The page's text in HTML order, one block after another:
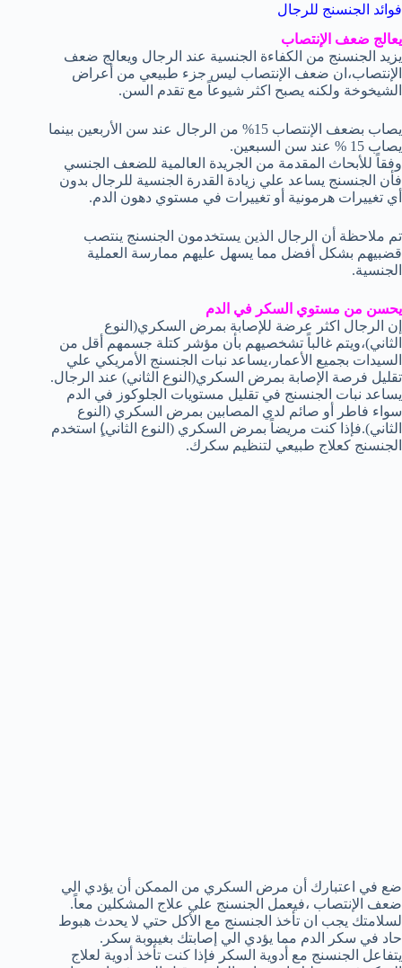
فوائد الجنسنج للرجال
يعالج ضعف الإنتصاب
يزيد الجنسنج من الكفاءة الجنسية عند الرجال ويعالج ضعف
الإنتصاب،ان ضعف الإنتصاب ليس جزء طبيعي من أعراض
الشيخوخة ولكنه يصبح اكثر شيوعاً مع تقدم السن.
يصاب بضعف الإنتصاب 15% من الرجال عند سن الأربعين بينما
يصاب 15 % عند سن السبعين.
وفقاً للأبحاث المقدمة من الجريدة العالمية للضعف الجنسي
فأن الجنسنج يساعد علي زيادة القدرة الجنسية للرجال بدون
أي تغييرات هرمونية أو تغييرات في مستوي دهون الدم.
تم ملاحظة أن الرجال الذين يستخدمون الجنسنج ينتصب
قضبيهم بشكل أفضل مما يسهل عليهم ممارسة العملية
الجنسية.
يحسن من مستوي السكر في الدم
إن الرجال اكثر عرضة للإصابة بمرض السكري(النوع
الثاني)،ويتم غالباً تشخصيهم بأن مؤشر كتلة جسمهم أقل من
السيدات بجميع الأعمار،يساعد نبات الجنسنج الأمريكي علي
تقليل فرصة الإصابة بمرض السكري(النوع الثاني) عند الرجال.
يساعد نبات الجنسنج في تقليل مستويات الجلوكوز في الدم
سواء فاطر أو صائم لدي المصابين بمرض السكري (النوع
الثاني).فإذا كنت مريضاً بمرض السكري (النوع الثاني)ٍ استخدم
الجنسنج كعلاج طبيعي لتنظيم سكرك.
ضع في اعتبارك أن مرض السكري من الممكن أن يؤدي الي
ضعف الإنتصاب ،فيعمل الجنسنج علي علاج المشكلين معاً.
لسلامتك يجب ان تأخذ الجنسنج مع الأكل حتي لا يحدث هبوط
حاد في سكر الدم مما يؤدي الي إصابتك بغيبوبة سكر.
يتفاعل الجنسنج مع أدوية السكر فإذا كنت تأخذ أدوية لعلاج